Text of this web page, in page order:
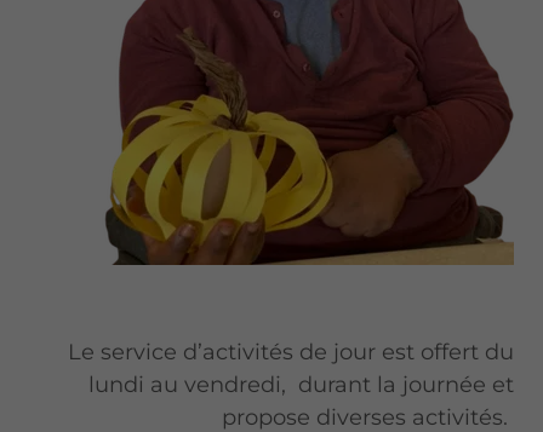
Le service d’activités de jour est offert du
lundi au vendredi, durant la journée et
propose diverses activités.